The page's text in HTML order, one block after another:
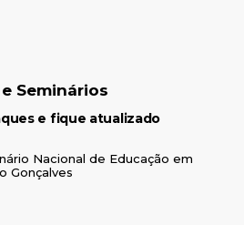
Seminários
e fique atualizado
Nacional de Educação em
Gonçalves